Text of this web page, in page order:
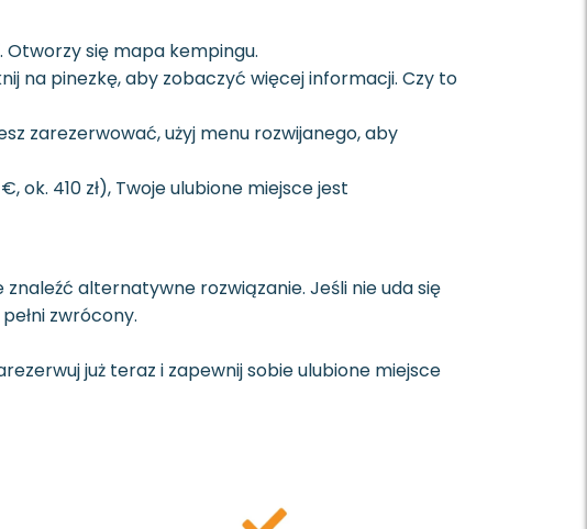
Otworzy się mapa kempingu.
na pinezkę, aby zobaczyć więcej informacji. Czy to
zarezerwować, użyj menu rozwijanego, aby
ok. 410 zł), Twoje ulubione miejsce jest
alternatywne rozwiązanie. Jeśli nie uda się
zwrócony.
już teraz i zapewnij sobie ulubione miejsce